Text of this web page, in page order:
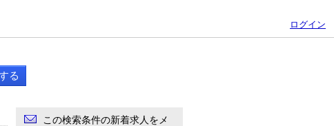
ログイン
この検索条件の新着求人をメ